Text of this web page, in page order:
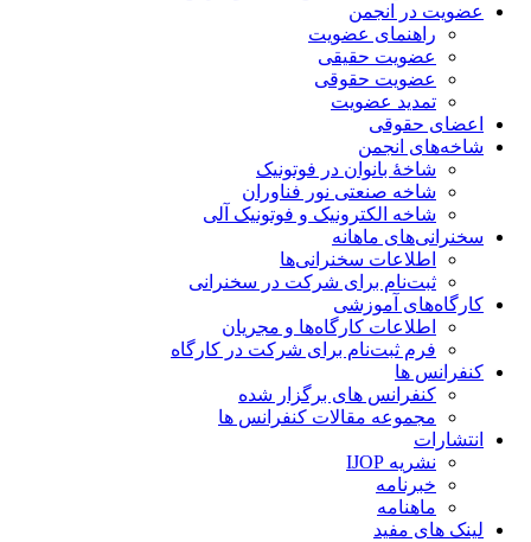
عضویت در انجمن
راهنمای عضویت
عضویت حقیقی
عضویت حقوقی
تمدید عضویت
اعضای حقوقی
شاخه‌های انجمن
شاخۀ بانوان در فوتونیک
شاخه صنعتی نور فناوران
شاخه‌ الکترونیک و فوتونیک آلی
سخنرانی‌های ماهانه
اطلاعات سخنرانی‌‌ها
ثبت‌نام برای شرکت در سخنرانی
کارگاه‌های آموزشی
اطلاعات کارگاه‌ها و مجریان
فرم ثبت‌نام برای شرکت در کارگاه
کنفرانس ها
کنفرانس های برگزار شده
مجموعه مقالات کنفرانس ها
انتشارات
نشریه IJOP
خبرنامه
ماهنامه
لینک های مفید